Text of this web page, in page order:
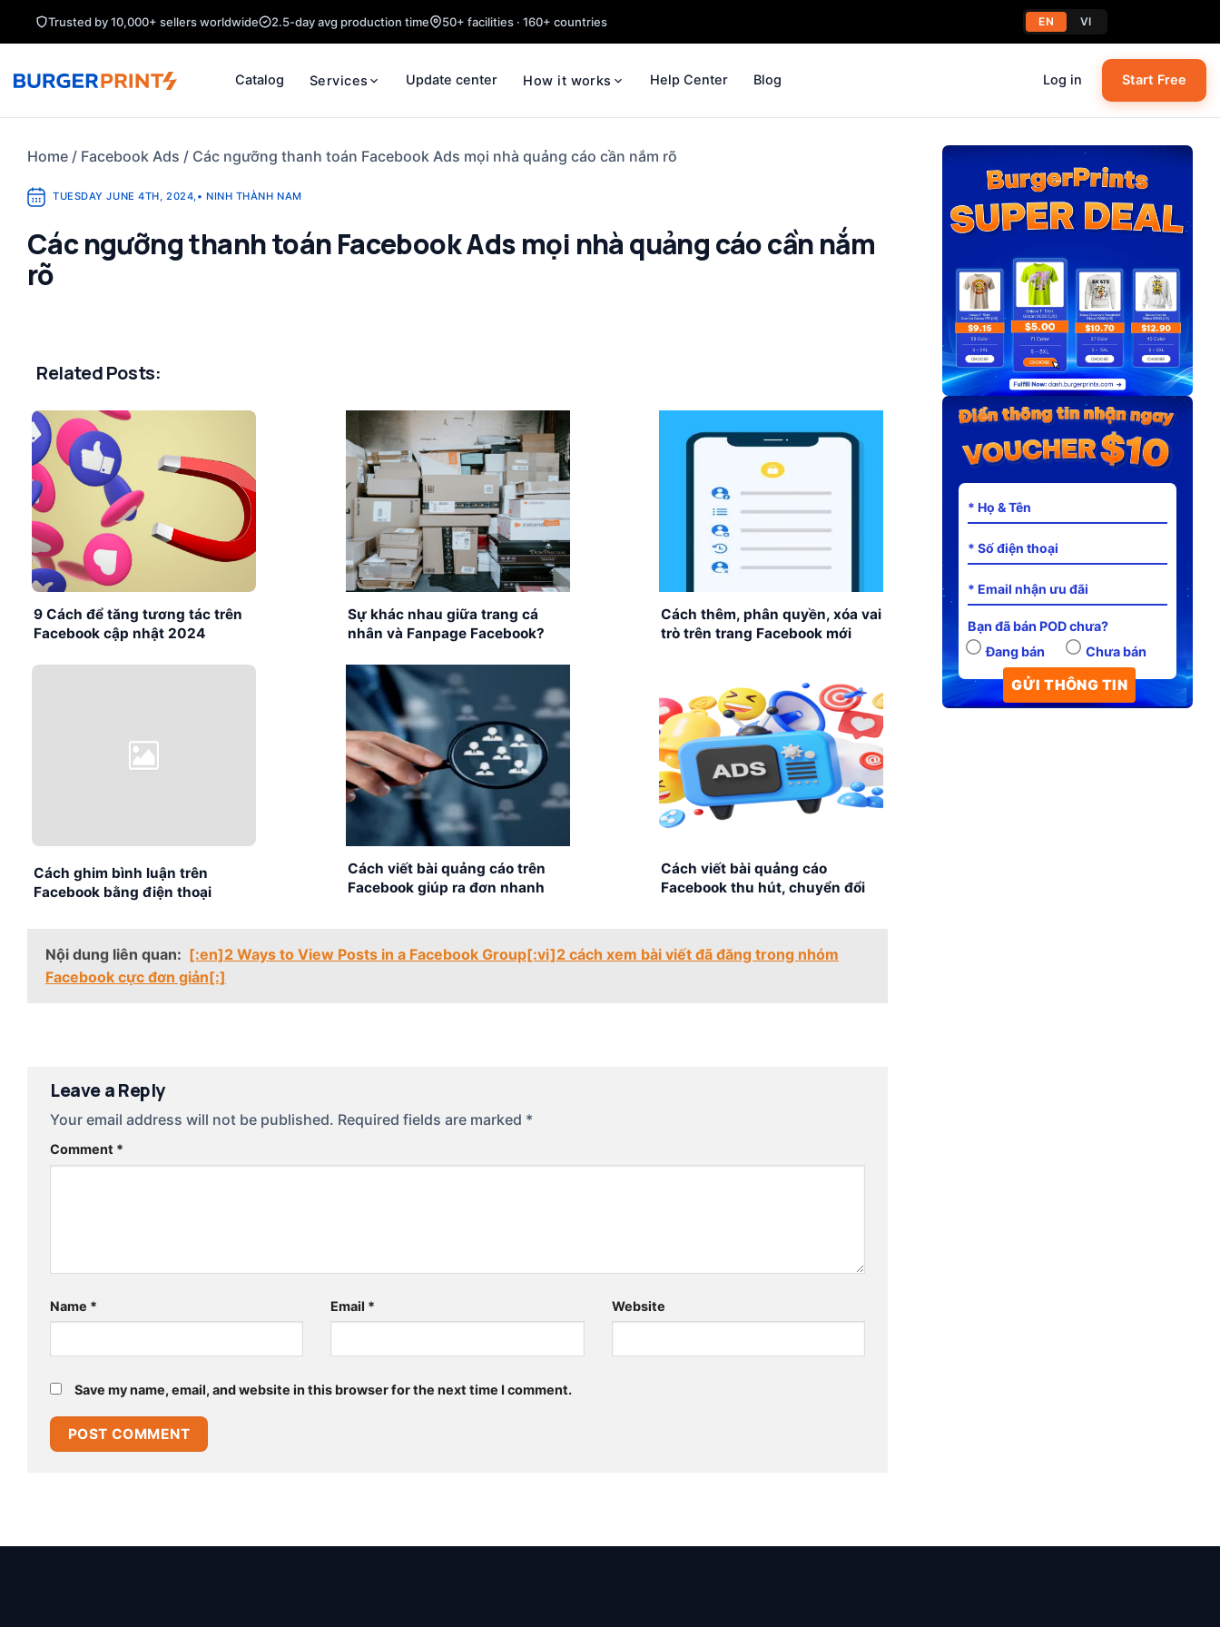
Trusted by 10,000+ sellers worldwide 2.5-day avg production time 50+ facilities · 160+ countries EN VI
Catalog Services Update center How it works Help Center Blog Log in Start Free
Home / Facebook Ads / Các ngưỡng thanh toán Facebook Ads mọi nhà quảng cáo cần nắm rõ
TUESDAY JUNE 4TH, 2024,• NINH THÀNH NAM
Các ngưỡng thanh toán Facebook Ads mọi nhà quảng cáo cần nắm
rõ
Related Posts:
9 Cách để tăng tương tác trên
Facebook cập nhật 2024
Sự khác nhau giữa trang cá
nhân và Fanpage Facebook?
nào?
Cách thêm, phân quyền, xóa vai
trò trên trang Facebook mới
Cách ghim bình luận trên
Facebook bằng điện thoại
Cách viết bài quảng cáo trên
Facebook giúp ra đơn nhanh
Cách viết bài quảng cáo
Facebook thu hút, chuyển đổi
Nội dung liên quan: [:en]2 Ways to View Posts in a Facebook Group[:vi]2 cách xem bài viết đã đăng trong nhóm
Facebook cực đơn giản[:]
Leave a Reply
Your email address will not be published. Required fields are marked *
Comment *
Name * Email * Website
Save my name, email, and website in this browser for the next time I comment.
Bạn đã bán POD chưa?
Đang bán
Chưa bán